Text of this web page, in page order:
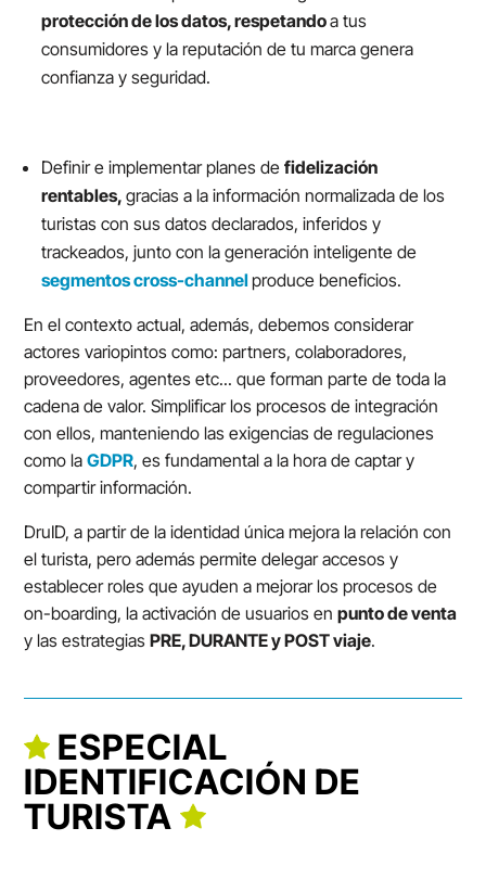
protección de los datos, respetandoa tus
consumidores y la reputación de tu marca genera
confianza y seguridad.
Definir e implementar planes defidelización
rentables,gracias a la información normalizada de los
turistas con sus datos declarados, inferidos y
trackeados, junto con la generación inteligente de
segmentos cross-channelproduce beneficios.
En el contexto actual, además, debemos considerar
actores variopintos como: partners, colaboradores,
proveedores, agentes etc... que forman parte de toda la
cadena de valor. Simplificar los procesos de integración
con ellos, manteniendo las exigencias de regulaciones
como laGDPR, es fundamental a la hora de captar y
compartir información.
DruID, a partir de la identidad única mejora la relación con
el turista, pero además permite delegar accesos y
establecer roles que ayuden a mejorar los procesos de
on-boarding, la activación de usuarios enpunto de venta
y las estrategiasPRE, DURANTE y POST viaje.
ESPECIAL
IDENTIFICACIÓN DE
TURISTA